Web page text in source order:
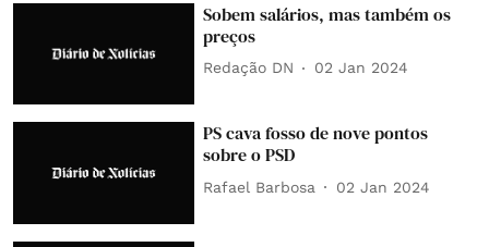
Sobem salários, mas também os
preços
Redação DN 02 Jan 2024
PS cava fosso de nove pontos
sobre o PSD
Rafael Barbosa 02 Jan 2024